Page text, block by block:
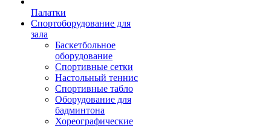
Палатки
Спортоборудование для
зала
Баскетбольное
оборудование
Спортивные сетки
Настольный теннис
Спортивные табло
Оборудование для
бадминтона
Хореографические